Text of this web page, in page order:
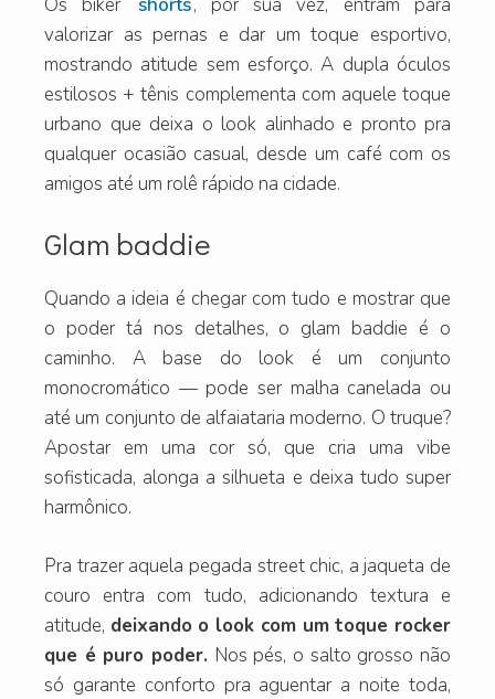
valorizar as pernas e dar um toque esportivo,
mostrando atitude sem esforço. A dupla óculos
estilosos + tênis complementa com aquele toque
urbano que deixa o look alinhado e pronto pra
qualquer ocasião casual, desde um café com os
amigos até um rolê rápido na cidade.
Glam baddie
Quando a ideia é chegar com tudo e mostrar que
o poder tá nos detalhes, o glam baddie é o
caminho. A base do look é um conjunto
monocromático — pode ser malha canelada ou
até um conjunto de alfaiataria moderno. O truque?
Apostar em uma cor só, que cria uma vibe
sofisticada, alonga a silhueta e deixa tudo super
harmônico.
Pra trazer aquela pegada street chic, a jaqueta de
couro entra com tudo, adicionando textura e
atitude, deixando o look com um toque rocker
que é puro poder. Nos pés, o salto grosso não
só garante conforto pra aguentar a noite toda,